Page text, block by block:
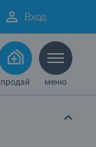
Вход
продай меню